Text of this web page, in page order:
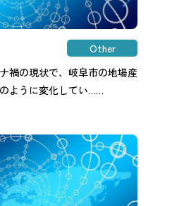
Other
禍の現状で、岐阜市の地場産
ように変化してい……